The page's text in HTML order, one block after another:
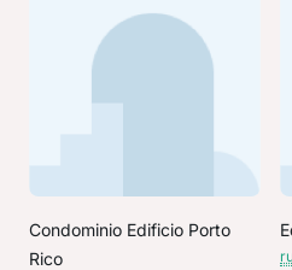
Condominio Edificio Porto
Rico